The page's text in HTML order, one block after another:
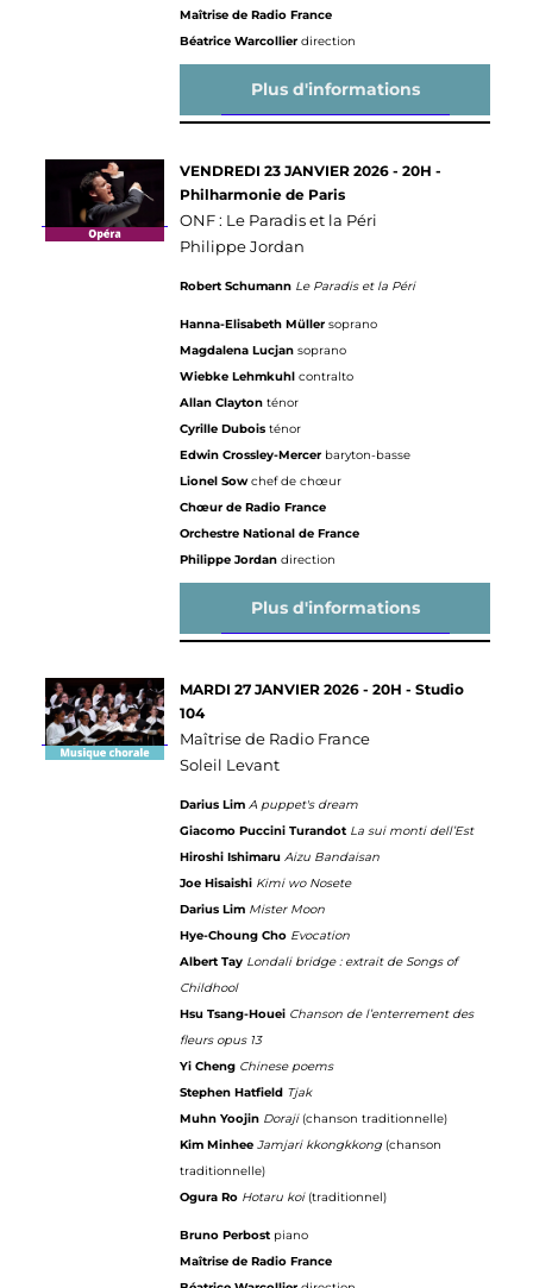
Maîtrise de Radio France
Béatrice Warcollierdirection
Plus d'informations
VENDREDI 23 JANVIER 2026 - 20H -
Philharmonie de Paris
ONF : Le Paradis et la Péri
Philippe Jordan
Robert Schumann Le Paradis et la Péri
Hanna-Elisabeth Müllersoprano
Magdalena Lucjansoprano
Wiebke Lehmkuhlcontralto
Allan Claytonténor
Cyrille Duboisténor
Edwin Crossley-Mercer baryton-basse
Lionel Sowchef de chœur
Chœur de Radio France
Orchestre National de France
Philippe Jordandirection
Plus d'informations
MARDI 27 JANVIER 2026 - 20H - Studio
104
Maîtrise de Radio France
Soleil Levant
Darius LimA puppet's dream
Giacomo Puccini Turandot La sui monti dell’Est
Hiroshi IshimaruAizu Bandaisan
Joe Hisaishi Kimi wo Nosete
Darius Lim Mister Moon
Hye-Choung Cho Evocation
Albert Tay Londali bridge : extrait de Songs of
Childhool
Hsu Tsang-Houei Chanson de l’enterrement des
fleurs opus 13
Yi Cheng Chinese poems
Stephen Hatfield Tjak
Muhn Yoojin Doraji (chanson traditionnelle)
Kim MinheeJamjari kkongkkong (chanson
traditionnelle)
Ogura Ro Hotaru koi (traditionnel)
Bruno Perbost piano
Maîtrise de Radio France